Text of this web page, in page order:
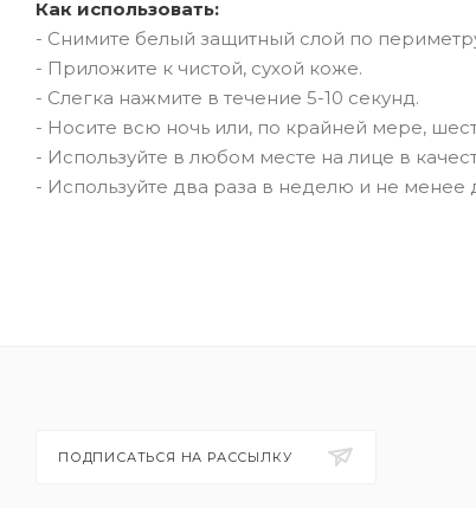
Как использовать:
- Снимите белый защитный слой по
- Приложите к чистой, сухой коже.
- Слегка нажмите в течение 5-10 секунд.
- Носите всю ночь или, по крайней мере,
- Используйте в любом месте на лице в
- Используйте два раза в неделю и не
ПОДПИСАТЬСЯ НА РАССЫЛКУ